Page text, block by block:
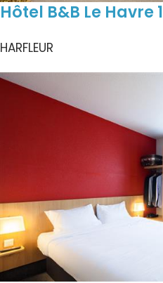
Hôtel B&B Le Havre 1
HARFLEUR